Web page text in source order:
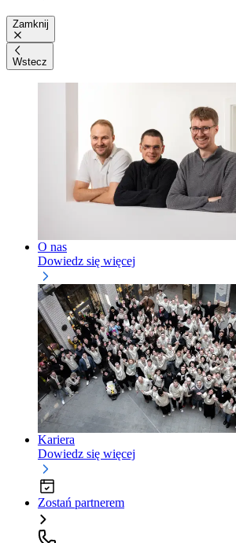
Zamknij
Wstecz
O nas
Dowiedz się więcej
Kariera
Dowiedz się więcej
Zostań partnerem